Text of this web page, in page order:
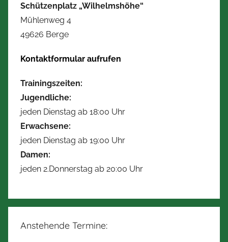
Schützenplatz „Wilhelmshöhe“
Mühlenweg 4
49626 Berge
Kontaktformular aufrufen
Trainingszeiten:
Jugendliche:
jeden Dienstag ab 18:00 Uhr
Erwachsene:
jeden Dienstag ab 19:00 Uhr
Damen:
jeden 2.Donnerstag ab 20:00 Uhr
Anstehende Termine: